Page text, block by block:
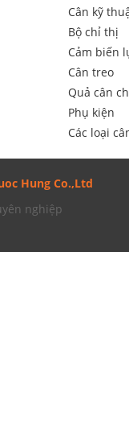
Cân kỹ
Bộ chỉ thị
Cảm biến
Cân treo
Quả cân
Phụ kiện
Các loại
Hung Co.,Ltd
nghiệp